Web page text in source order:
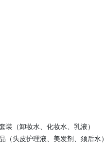
装（卸妆水、化妆水、乳液）
（头皮护理液、美发剂、须后水）